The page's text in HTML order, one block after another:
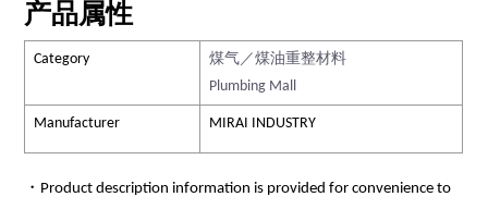
产品属性
Category
煤气／煤油重整材料
Plumbing Mall
Manufacturer MIRAI INDUSTRY
・Product description information is provided for convenience to